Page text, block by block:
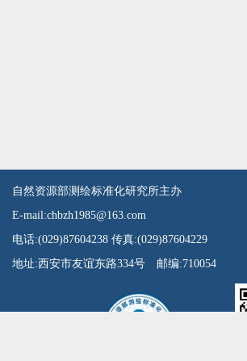
自然资源部测绘标准化研究所主办
E-mail:chbzh1985@163.com
电话:(029)87604238 传真:(029)87604229
地址:西安市友谊东路334号 邮编:710054